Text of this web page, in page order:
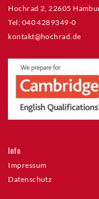
Hochrad 2, 22605
Tel: 040 4289349-0
kontakt@hochrad.de
Info
Impressum
Datenschutz